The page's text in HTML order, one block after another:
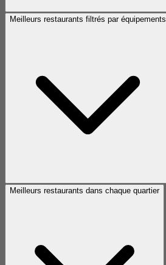
Meilleurs restaurants filtrés par équipements
Meilleurs restaurants dans chaque quartier